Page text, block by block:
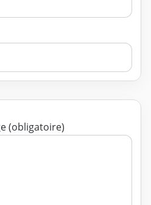
Texte de votre message (obligatoire)